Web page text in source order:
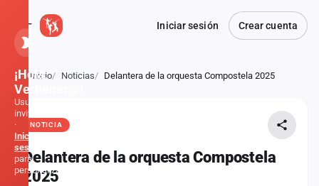
Iniciar sesión Crear cuenta
Atrás
Inicio Noticias Delantera de la orquesta Compostela 2025
NOTICIA
Delantera de la orquesta Compostela
2025
¡Hola,
Verbener@!
Usuario
invitado
·
Inicia
sesión
para
personalizar